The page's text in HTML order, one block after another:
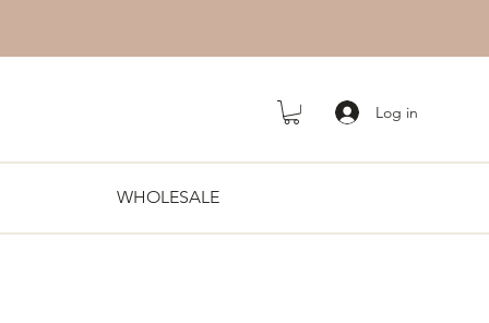
WHOLESALE
Log in